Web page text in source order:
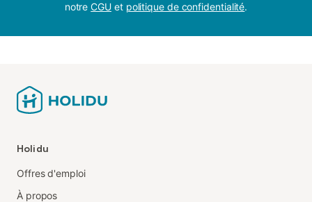
notreCGU et politique de confidentialité.
Holidu
Offres d'emploi
À propos